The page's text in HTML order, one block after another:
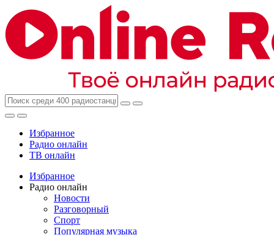
Избранное
Радио онлайн
ТВ онлайн
Избранное
Радио онлайн
Новости
Разговорный
Спорт
Популярная музыка